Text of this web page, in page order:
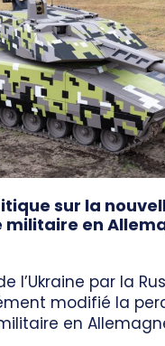
sur la
militaire en
l’Ukraine par la
modifié la
en